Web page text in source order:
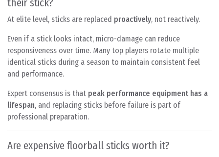
their stick?
At elite level, sticks are replaced proactively, not reactively.
Even if a stick looks intact, micro-damage can reduce
responsiveness over time. Many top players rotate multiple
identical sticks during a season to maintain consistent feel
and performance.
Expert consensus is that peak performance equipment has a
lifespan, and replacing sticks before failure is part of
professional preparation.
Are expensive floorball sticks worth it?